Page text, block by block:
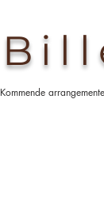
Kommende